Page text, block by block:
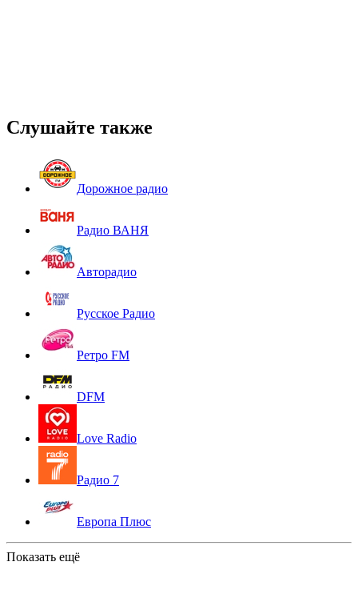
Слушайте также
Дорожное радио
Радио ВАНЯ
Авторадио
Русское Радио
Ретро FM
DFM
Love Radio
Радио 7
Европа Плюс
Показать ещё